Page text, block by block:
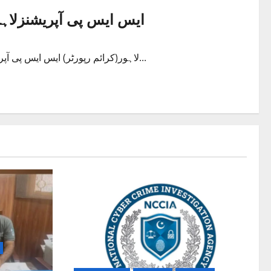
ایس ایس پی
لاہور(کرائم رپورٹر) ایس ایس پی آپریشنز لاہور فیصل شہزاد نے اپنے عہدے کا چارج سنبھال لیا۔ فیصل...